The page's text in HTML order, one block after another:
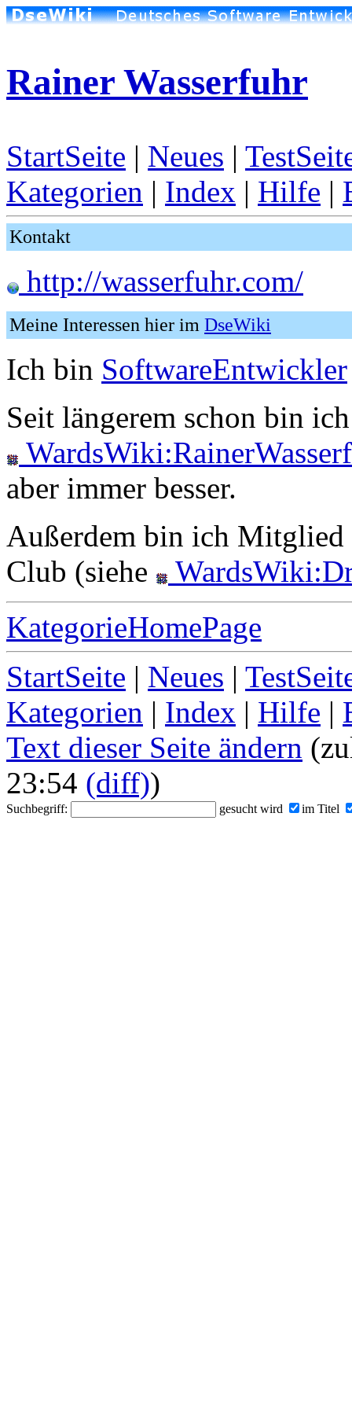
Rainer Wasserfuhr
StartSeite | Neues |
Kategorien | Index | Hilfe |
Kontakt
http://wasserfuhr.com/
Meine Interessen hier im DseWiki
Ich bin SoftwareEntwickler
Seit längerem schon bin
aber immer besser.
Außerdem bin ich Mitglied
Club (siehe
KategorieHomePage
StartSeite | Neues |
Kategorien | Index | Hilfe |
Text dieser Seite ändern
23:54 (diff))
Suchbegriff: gesucht wird im Titel